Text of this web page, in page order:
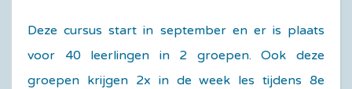
Deze cursus start in september en er is plaats
voor 40 leerlingen in 2 groepen. Ook deze
groepen krijgen 2x in de week les tijdens 8e